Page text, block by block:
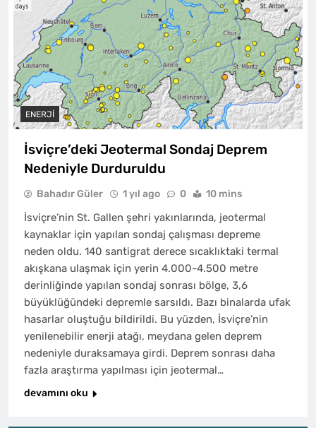
ENERJI
İsviçre’deki Jeotermal Sondaj Deprem
Nedeniyle Durduruldu
Bahadır Güler 1 yıl ago 0 10 mins
İsviçre’nin St. Gallen şehri yakınlarında, jeotermal
kaynaklar için yapılan sondaj çalışması depreme
neden oldu. 140 santigrat derece sıcaklıktaki termal
akışkana ulaşmak için yerin 4.000-4.500 metre
derinliğinde yapılan sondaj sonrası bölge, 3,6
büyüklüğündeki depremle sarsıldı. Bazı binalarda ufak
hasarlar oluştuğu bildirildi. Bu yüzden, İsviçre’nin
yenilenebilir enerji atağı, meydana gelen deprem
nedeniyle duraksamaya girdi. Deprem sonrası daha
fazla araştırma yapılması için jeotermal…
devamını oku